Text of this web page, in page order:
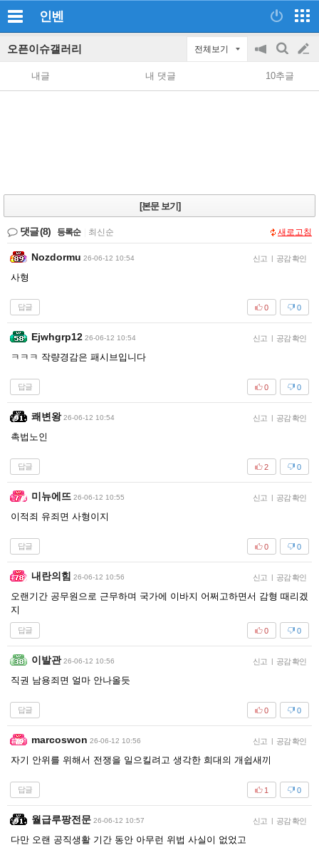
인벤
오픈이슈갤러리 전체보기
공
지
on/off
검
색
글
쓰
내글 내 댓글 10추글
[본문 보기]
댓글(8) 등록순 최신순 새로고침
Nozdormu 26-06-12 10:54 신고 | 공감 확인
사형
답글 0
0
Ejwhgrp12 26-06-12 10:54 신고 | 공감 확인
ㅋㅋㅋ 작량경감은 패시브입니다
답글 0
0
쾌변왕 26-06-12 10:54 신고 | 공감 확인
촉법노인
답글 0
2
미뉴에뜨 26-06-12 10:55 신고 | 공감 확인
이적죄 유죄면 사형이지
답글 0
0
내란의힘 26-06-12 10:56 신고 | 공감 확인
오랜기간 공무원으로 근무하며 국가에 이바지 어쩌고하면서 감형 때리겠
지
답글 0
0
이발관 26-06-12 10:56 신고 | 공감 확인
직권 남용죄면 얼마 안나올듯
답글 0
0
marcoswon 26-06-12 10:56 신고 | 공감 확인
자기 안위를 위해서 전쟁을 일으킬려고 생각한 희대의 개쉽새끼
답글 0
1
월급루팡전문 26-06-12 10:57 신고 | 공감 확인
다만 오랜 공직생활 기간 동안 아무런 위법 사실이 없었고